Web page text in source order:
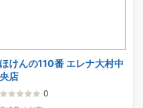
ほけんの110番 エレナ大村中
央店
0